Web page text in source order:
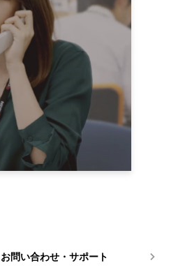
お問い合わせ・サポート